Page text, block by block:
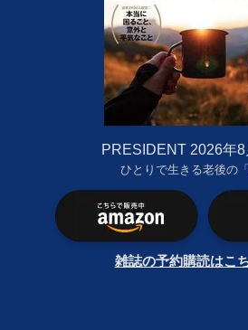
PRESIDENT 2026年
ひとりで生きる老後の「
雑誌の予約購読はこ